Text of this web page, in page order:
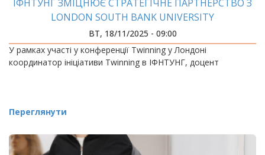
ІФНТУНГ ЗМІЦНЮЄ СТРАТЕГІЧНЕ ПАРТНЕРСТВО З
LONDON SOUTH BANK UNIVERSITY
ВТ, 18/11/2025 - 09:00
У рамках участі у конференції Twinning у Лондоні
координатор ініціативи Twinning в ІФНТУНГ, доцент
Переглянути